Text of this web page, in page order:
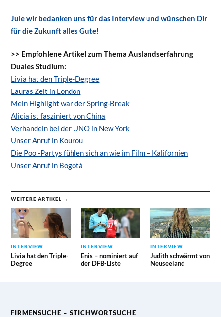
Jule wir bedanken uns für das Interview und wünschen Dir
für die Zukunft alles Gute!
>> Empfohlene Artikel zum Thema Auslandserfahrung
Duales Studium:
Livia hat den Triple-Degree
Lauras Zeit in London
Mein Highlight war der Spring-Break
Alicia ist fasziniert von China
Verhandeln bei der UNO in New York
Unser Anruf in Kourou
Die Pool-Partys fühlen sich an wie im Film – Kalifornien
Unser Anruf in Bogotá
WEITERE ARTIKEL →
INTERVIEW
Livia hat den Triple-
Degree
INTERVIEW
Enis – nominiert auf
der DFB-Liste
INTERVIEW
Judith schwärmt von
Neuseeland
FIRMENSUCHE – STICHWORTSUCHE